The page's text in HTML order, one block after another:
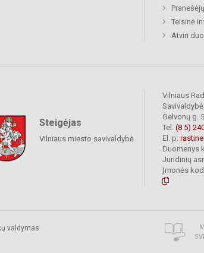
Teisinė
Atviri
Steigėjas
Vilniaus miesto savivaldybė
Vilniaus
Gelvonų g.
Tel. (8 5)
El. p.
Duomenys
Juridinių
Įmonės
valdymas